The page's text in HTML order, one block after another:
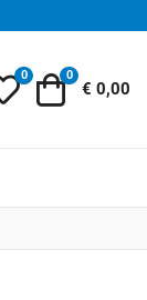
Mijn wensenlijst
0 0
€ 0,00